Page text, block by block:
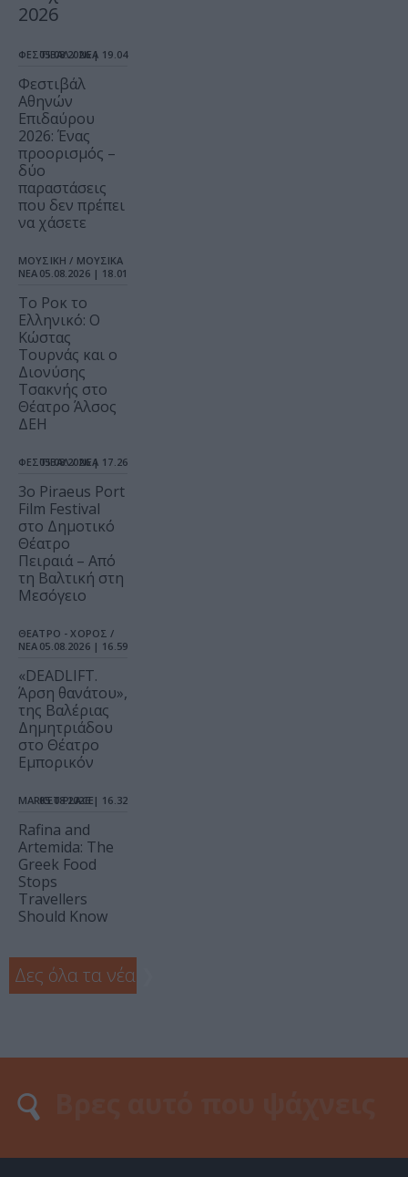
2026
ΦΕΣΤΙΒΑΛ / ΝΕΑ
05.08.2026 | 19.04
Φεστιβάλ
Αθηνών
Επιδαύρου
2026: Ένας
προορισμός –
δύο
παραστάσεις
που δεν πρέπει
να χάσετε
ΜΟΥΣΙΚΗ / ΜΟΥΣΙΚΑ
ΝΕΑ 05.08.2026 | 18.01
Το Ροκ το
Ελληνικό: Ο
Κώστας
Τουρνάς και ο
Διονύσης
Τσακνής στο
Θέατρο Άλσος
ΔΕΗ
ΦΕΣΤΙΒΑΛ / ΝΕΑ
05.08.2026 | 17.26
3o Piraeus Port
Film Festival
στο Δημοτικό
Θέατρο
Πειραιά – Από
τη Βαλτική στη
Μεσόγειο
ΘΕΑΤΡΟ - ΧΟΡΟΣ /
ΝΕΑ 05.08.2026 | 16.59
«DEADLIFT.
Άρση θανάτου»,
της Βαλέριας
Δημητριάδου
στο Θέατρο
Εμπορικόν
MARKET PLACE
05.08.2026 | 16.32
Rafina and
Artemida: The
Greek Food
Stops
Travellers
Should Know
Δες όλα τα νέα